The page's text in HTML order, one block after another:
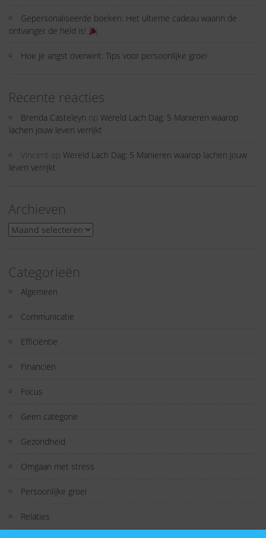
Gepersonaliseerde boeken: Het ultieme cadeau waarin de
ontvanger de held is!
Hoe je angst overwint: Tips voor persoonlijke groei
Recente reacties
Brenda Casteleyn op Wereld Lach Dag: 5 Manieren waarop
lachen jouw leven verrijkt
Vincent op Wereld Lach Dag: 5 Manieren waarop lachen jouw
leven verrijkt
Archieven
Archieven
Categorieën
Algemeen
Communicatie
Efficiëntie
Financiën
Focus
Geen categorie
Gezondheid
Omgaan met stress
Persoonlijke groei
Relaties